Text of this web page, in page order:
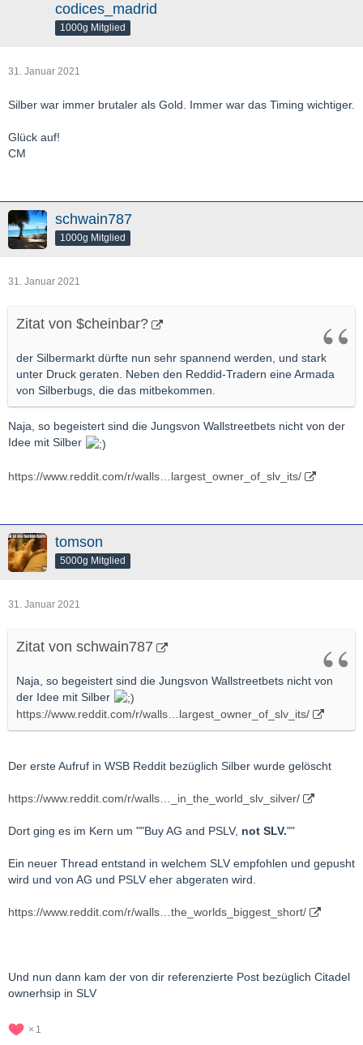
codices_madrid
1000g Mitglied
31. Januar 2021
Silber war immer brutaler als Gold. Immer war das Timing wichtiger.
Glück auf!
CM
schwain787
1000g Mitglied
31. Januar 2021
Zitat von $cheinbar?
der Silbermarkt dürfte nun sehr spannend werden, und stark
unter Druck geraten. Neben den Reddid-Tradern eine Armada
von Silberbugs, die das mitbekommen.
Naja, so begeistert sind die Jungsvon Wallstreetbets nicht von der
Idee mit Silber
https://www.reddit.com/r/walls…largest_owner_of_slv_its/
tomson
5000g Mitglied
31. Januar 2021
Zitat von schwain787
Naja, so begeistert sind die Jungsvon Wallstreetbets nicht von
der Idee mit Silber
https://www.reddit.com/r/walls…largest_owner_of_slv_its/
Der erste Aufruf in WSB Reddit bezüglich Silber wurde gelöscht
https://www.reddit.com/r/walls…_in_the_world_slv_silver/
Dort ging es im Kern um ""Buy AG and PSLV, not SLV.""
Ein neuer Thread entstand in welchem SLV empfohlen und gepusht
wird und von AG und PSLV eher abgeraten wird.
https://www.reddit.com/r/walls…the_worlds_biggest_short/
Und nun dann kam der von dir referenzierte Post bezüglich Citadel
ownerhsip in SLV
1